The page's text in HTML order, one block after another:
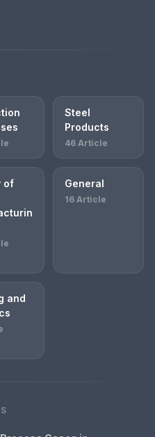
Steel
Products
46 Article
of
General
16 Article
and